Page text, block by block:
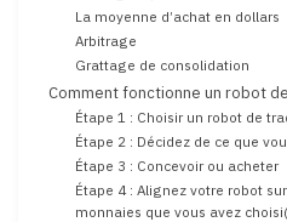
La moyenne d’achat en dollars
Arbitrage
Grattage de consolidation
Comment fonctionne un robot
Étape 1 : Choisir un robot de
Étape 2 : Décidez de ce que
Étape 3 : Concevoir ou acheter
Étape 4 : Alignez votre robot
monnaies que vous avez